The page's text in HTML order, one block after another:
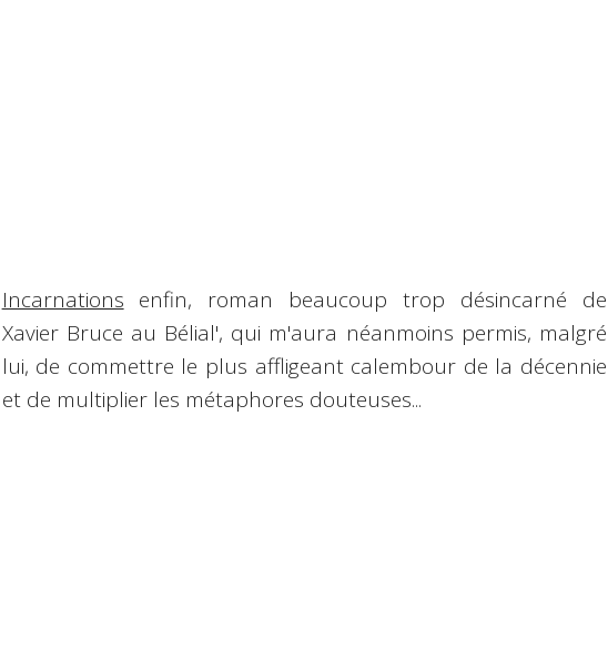
Incarnations enfin, roman beaucoup trop désincarné de
Xavier Bruce au Bélial', qui m'aura néanmoins permis, malgré
lui, de commettre le plus affligeant calembour de la décennie
et de multiplier les métaphores douteuses...